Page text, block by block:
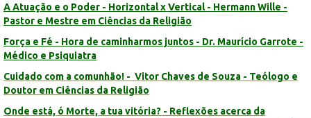
A Atuação e o Poder - Horizontal x Vertical - Hermann Wille -
Pastor e Mestre em Ciências da Religião
Força e Fé - Hora de caminharmos juntos - Dr. Maurício Garrote -
Médico e Psiquiatra
Cuidado com a comunhão! - Vitor Chaves de Souza - Teólogo e
Doutor em Ciências da Religião
Onde está, ó Morte, a tua vitória? - Reflexões acerca da